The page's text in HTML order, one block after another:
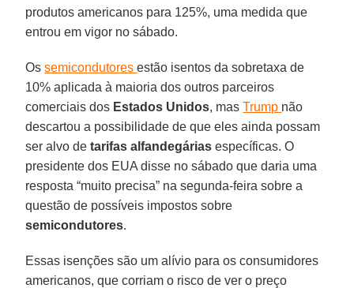
produtos americanos para 125%, uma medida que
entrou em vigor no sábado.
Ossemicondutoresestão isentos da sobretaxa de
10% aplicada à maioria dos outros parceiros
comerciais dos Estados Unidos, masTrump não
descartou a possibilidade de que eles ainda possam
ser alvo detarifas alfandegárias específicas. O
presidente dos EUA disse no sábado que daria uma
resposta “muito precisa” na segunda-feira sobre a
questão de possíveis impostos sobre
semicondutores.
Essas isenções são um alívio para os consumidores
americanos, que corriam o risco de ver o preço